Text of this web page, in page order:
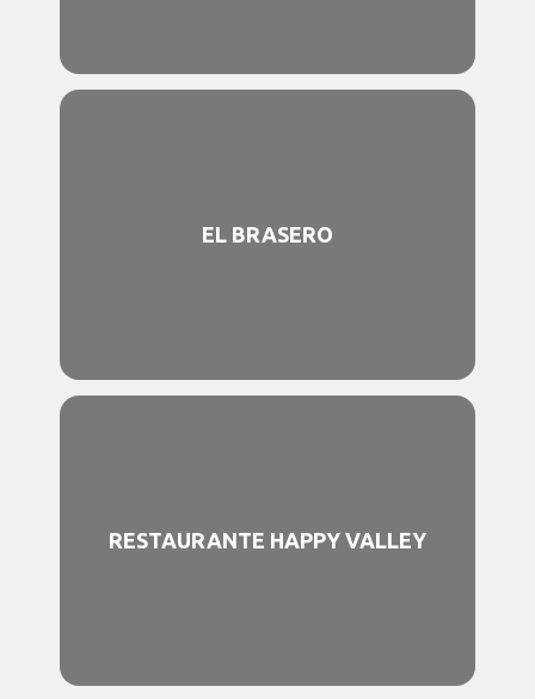
EL BRASERO
RESTAURANTE HAPPY VALLEY